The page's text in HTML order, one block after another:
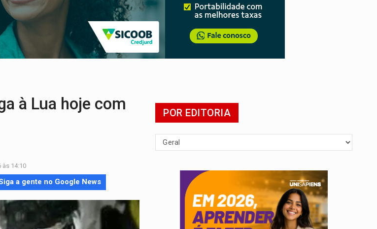
margens do rio Madeira em PVH
patrimônio de R$ 29,4 mi
N.° 90595/2025/SUPEL/RO
à Lua hoje com
às 14:10
a gente no Google News
POR EDITORIA